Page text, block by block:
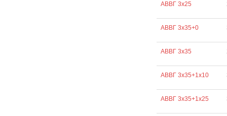
АВВГ 3х25
АВВГ 3х35+0
АВВГ 3х35
АВВГ 3х35+1х10
АВВГ 3х35+1х25